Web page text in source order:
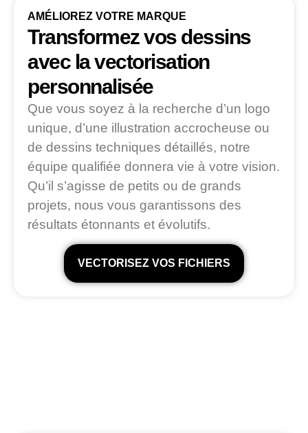
AMÉLIOREZ VOTRE MARQUE
Transformez vos dessins
avec la vectorisation
personnalisée
Que vous soyez à la recherche d’un logo
unique, d’une illustration accrocheuse ou
de dessins techniques détaillés, notre
équipe qualifiée donnera vie à votre vision.
Qu’il s’agisse de petits ou de grands
projets, nous vous garantissons des
résultats étonnants et évolutifs.
VECTORISEZ VOS FICHIERS